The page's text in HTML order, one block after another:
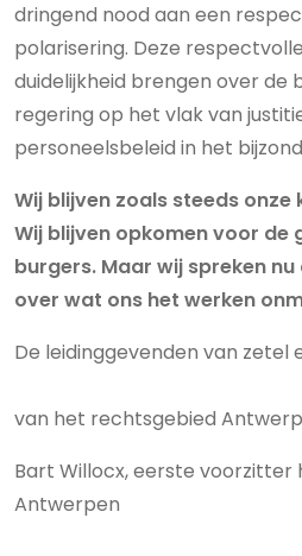
dringend nood aan een
polarisering. Deze
duidelijkheid brengen over de
regering op het vlak van
personeelsbeleid in het
Wij blijven zoals steeds onze
Wij blijven opkomen voor de
burgers. Maar wij spreken
over wat ons het werken
De leidinggevenden van zetel
van het rechtsgebied
Bart Willocx, eerste voorzitter
Antwerpen